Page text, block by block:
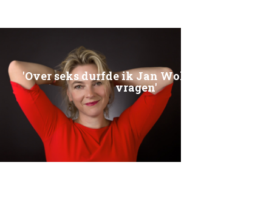
'Over seks durfde ik Jan Wolkers niks te
vragen'